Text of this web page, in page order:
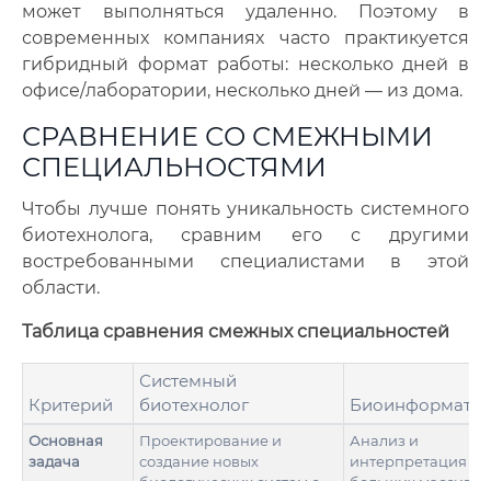
может выполняться удаленно. Поэтому в
современных компаниях часто практикуется
гибридный формат работы: несколько дней в
офисе/лаборатории, несколько дней — из дома.
СРАВНЕНИЕ СО СМЕЖНЫМИ
СПЕЦИАЛЬНОСТЯМИ
Чтобы лучше понять уникальность системного
биотехнолога, сравним его с другими
востребованными специалистами в этой
области.
Таблица сравнения смежных специальностей
Критерий
Системный
биотехнолог
Биоинформатик
Основная
задача
Проектирование и
создание новых
Анализ и
интерпретация